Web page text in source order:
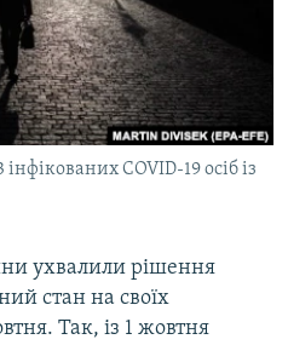
COVID-19 осіб із
ухвалили рішення
стан на своїх
Так, із 1 жовтня